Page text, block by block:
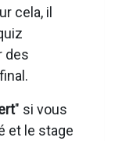
cela, il
des
" si vous
et le stage